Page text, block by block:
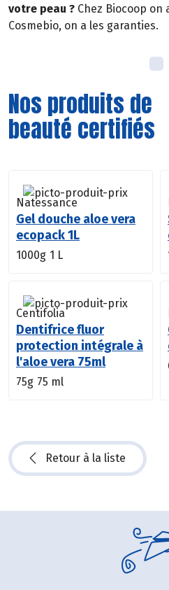
votre peau ? Chez Biocoop on
Cosmebio, on a les garanties.
Nos produits de
beauté certifiés
Natessance
Gel douche aloe vera
ecopack 1L
1000g 1 L
Centifolia
Dentifrice fluor
protection intégrale à
l'aloe vera 75ml
75g 75 ml
Retour à la liste